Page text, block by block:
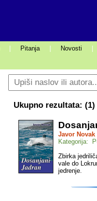
Pitanja Novosti
Ukupno rezultata: (1)
Javor Novak
Kategorija:
Zbirka
vale do
jedrenje.